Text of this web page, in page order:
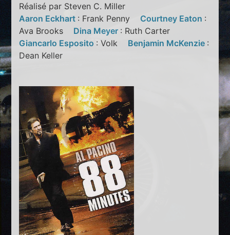
Réalisé par Steven C. Miller
Aaron Eckhart : Frank Penny Courtney Eaton :
Ava Brooks Dina Meyer : Ruth Carter
Giancarlo Esposito : Volk Benjamin McKenzie :
Dean Keller